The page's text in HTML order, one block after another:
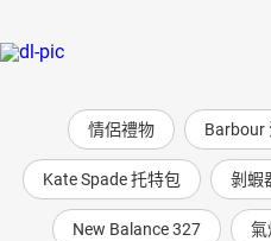
情侶禮物 Barbour
Kate Spade 托特包 剝蝦
New Balance 327 氣